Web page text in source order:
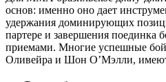
основ: именно оно дает
удержания доминирующих
партере и завершения
приемами. Многие успешные
Оливейра и Шон О’Мэлли,